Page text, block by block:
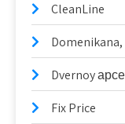
CleanLine
Dvernoy
Fix Price